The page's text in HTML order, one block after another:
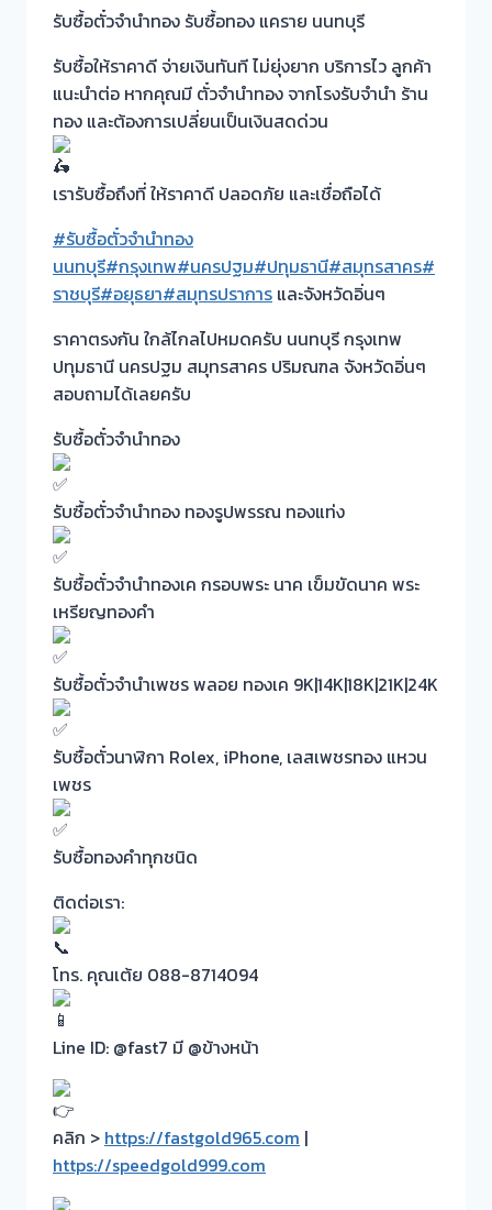
รับซื้อตั๋วจำนำทอง รับซื้อทอง แคราย นนทบุรี
รับซื้อให้ราคาดี จ่ายเงินทันที ไม่ยุ่งยาก บริการไว ลูกค้า
แนะนำต่อ หากคุณมี ตั๋วจำนำทอง จากโรงรับจำนำ ร้าน
ทอง และต้องการเปลี่ยนเป็นเงินสดด่วน
เรารับซื้อถึงที่ ให้ราคาดี ปลอดภัย และเชื่อถือได้
#รับซื้อตั๋วจำนำทอง
นนทบุรี#กรุงเทพ#นครปฐม#ปทุมธานี#สมุทรสาคร#
ราชบุรี#อยุธยา#สมุทรปราการ และจังหวัดอิ่นๆ
ราคาตรงกัน ใกล้ไกลไปหมดครับ นนทบุรี กรุงเทพ
ปทุมธานี นครปฐม สมุทรสาคร ปริมณฑล จังหวัดอิ่นๆ
สอบถามได้เลยครับ
รับซื้อตั๋วจำนำทอง
รับซื้อตั๋วจำนำทอง ทองรูปพรรณ ทองแท่ง
รับซื้อตั๋วจำนำทองเค กรอบพระ นาค เข็มขัดนาค พระ
เหรียญทองคำ
รับซื้อตั๋วจำนำเพชร พลอย ทองเค 9K|14K|18K|21K|24K
รับซื้อตั๋วนาฬิกา Rolex, iPhone, เลสเพชรทอง แหวน
เพชร
รับซื้อทองคำทุกชนิด
ติดต่อเรา:
โทร. คุณเต้ย 088-8714094
Line ID: @fast7 มี @ข้างหน้า
คลิก > https://fastgold965.com |
https://speedgold999.com